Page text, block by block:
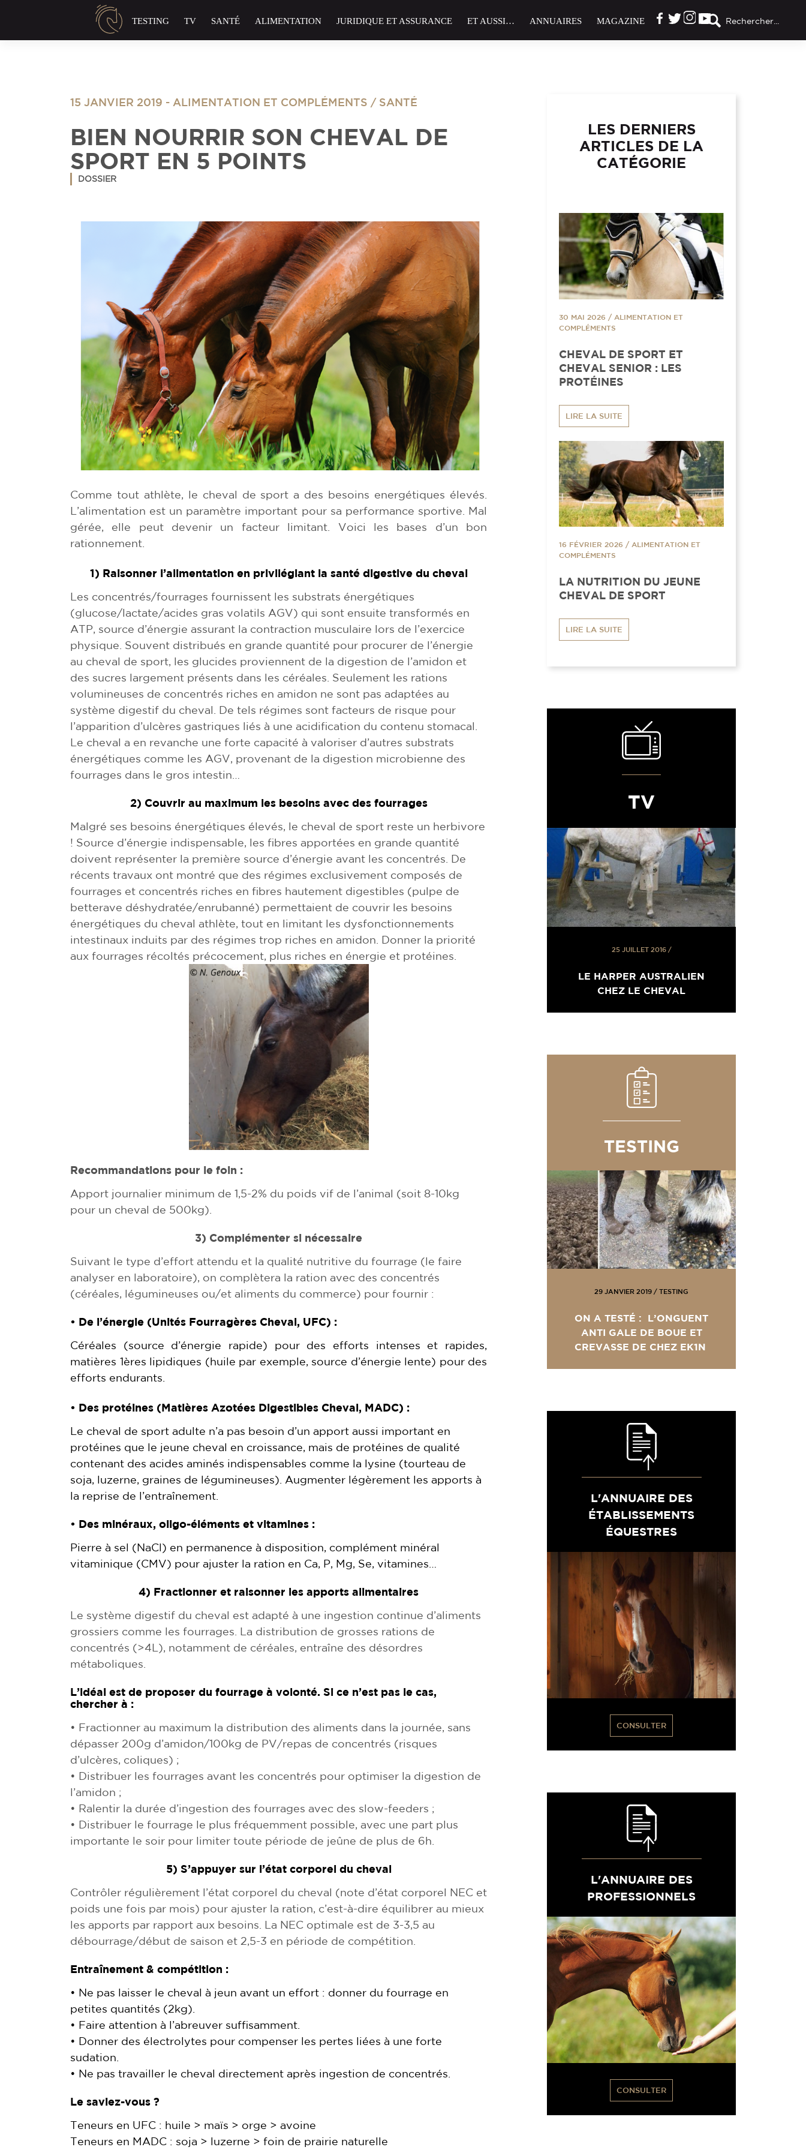
Rechercher...
TESTING TV SANTÉ ALIMENTATION JURIDIQUE ET ASSURANCE ET AUSSI… ANNUAIRES MAGAZINE
15 JANVIER 2019 - ALIMENTATION ET COMPLÉMENTS / SANTÉ
BIEN NOURRIR SON CHEVAL DE
SPORT EN 5 POINTS
DOSSIER
Comme tout athlète, le cheval de sport a des besoins energétiques élevés.
L’alimentation est un paramètre important pour sa performance sportive. Mal
gérée, elle peut devenir un facteur limitant. Voici les bases d’un bon
rationnement.
1) Raisonner l’alimentation en privilégiant la santé digestive du cheval
Les concentrés/fourrages fournissent les substrats énergétiques
(glucose/lactate/acides gras volatils AGV) qui sont ensuite transformés en
ATP, source d’énergie assurant la contraction musculaire lors de l’exercice
physique. Souvent distribués en grande quantité pour procurer de l’énergie
au cheval de sport, les glucides proviennent de la digestion de l’amidon et
des sucres largement présents dans les céréales. Seulement les rations
volumineuses de concentrés riches en amidon ne sont pas adaptées au
système digestif du cheval. De tels régimes sont facteurs de risque pour
l’apparition d’ulcères gastriques liés à une acidification du contenu stomacal.
Le cheval a en revanche une forte capacité à valoriser d’autres substrats
énergétiques comme les AGV, provenant de la digestion microbienne des
fourrages dans le gros intestin…
2) Couvrir au maximum les besoins avec des fourrages
Malgré ses besoins énergétiques élevés, le cheval de sport reste un herbivore
! Source d’énergie indispensable, les fibres apportées en grande quantité
doivent représenter la première source d’énergie avant les concentrés. De
récents travaux ont montré que des régimes exclusivement composés de
fourrages et concentrés riches en fibres hautement digestibles (pulpe de
betterave déshydratée/enrubanné) permettaient de couvrir les besoins
énergétiques du cheval athlète, tout en limitant les dysfonctionnements
intestinaux induits par des régimes trop riches en amidon. Donner la priorité
aux fourrages récoltés précocement, plus riches en énergie et protéines.
Recommandations pour le foin :
Apport journalier minimum de 1,5-2% du poids vif de l’animal (soit 8-10kg
pour un cheval de 500kg).
3) Complémenter si nécessaire
Suivant le type d’effort attendu et la qualité nutritive du fourrage (le faire
analyser en laboratoire), on complètera la ration avec des concentrés
(céréales, légumineuses ou/et aliments du commerce) pour fournir :
• De l’énergie (Unités Fourragères Cheval, UFC) :
Céréales (source d’énergie rapide) pour des efforts intenses et rapides,
matières 1ères lipidiques (huile par exemple, source d’énergie lente) pour des
efforts endurants.
• Des protéines (Matières Azotées Digestibles Cheval, MADC) :
Le cheval de sport adulte n’a pas besoin d’un apport aussi important en
protéines que le jeune cheval en croissance, mais de protéines de qualité
contenant des acides aminés indispensables comme la lysine (tourteau de
soja, luzerne, graines de légumineuses). Augmenter légèrement les apports à
la reprise de l’entraînement.
• Des minéraux, oligo-éléments et vitamines :
Pierre à sel (NaCl) en permanence à disposition, complément minéral
vitaminique (CMV) pour ajuster la ration en Ca, P, Mg, Se, vitamines…
4) Fractionner et raisonner les apports alimentaires
Le système digestif du cheval est adapté à une ingestion continue d’aliments
grossiers comme les fourrages. La distribution de grosses rations de
concentrés (>4L), notamment de céréales, entraîne des désordres
métaboliques.
L’idéal est de proposer du fourrage à volonté. Si ce n’est pas le cas,
chercher à :
• Fractionner au maximum la distribution des aliments dans la journée, sans
dépasser 200g d’amidon/100kg de PV/repas de concentrés (risques
d’ulcères, coliques) ;
• Distribuer les fourrages avant les concentrés pour optimiser la digestion de
l’amidon ;
• Ralentir la durée d’ingestion des fourrages avec des slow-feeders ;
• Distribuer le fourrage le plus fréquemment possible, avec une part plus
importante le soir pour limiter toute période de jeûne de plus de 6h.
5) S’appuyer sur l’état corporel du cheval
Contrôler régulièrement l’état corporel du cheval (note d’état corporel NEC et
poids une fois par mois) pour ajuster la ration, c’est-à-dire équilibrer au mieux
les apports par rapport aux besoins. La NEC optimale est de 3-3,5 au
débourrage/début de saison et 2,5-3 en période de compétition.
Entraînement & compétition :
• Ne pas laisser le cheval à jeun avant un effort : donner du fourrage en
petites quantités (2kg).
• Faire attention à l’abreuver suffisamment.
• Donner des électrolytes pour compenser les pertes liées à une forte
sudation.
• Ne pas travailler le cheval directement après ingestion de concentrés.
Le saviez-vous ?
Teneurs en UFC : huile > maïs > orge > avoine
Teneurs en MADC : soja > luzerne > foin de prairie naturelle
LES DERNIERS
ARTICLES DE LA
CATÉGORIE
30 MAI 2026 / ALIMENTATION ET
COMPLÉMENTS
CHEVAL DE SPORT ET
CHEVAL SENIOR : LES
PROTÉINES
LIRE LA SUITE
16 FÉVRIER 2026 / ALIMENTATION ET
COMPLÉMENTS
LA NUTRITION DU JEUNE
CHEVAL DE SPORT
LIRE LA SUITE
TV
25 JUILLET 2016/
LE HARPER AUSTRALIEN
CHEZ LE CHEVAL
TESTING
29 JANVIER 2019 / TESTING
ON A TESTÉ : L’ONGUENT
ANTI GALE DE BOUE ET
CREVASSE DE CHEZ EK1N
L'ANNUAIRE DES
ÉTABLISSEMENTS
ÉQUESTRES
CONSULTER
L'ANNUAIRE DES
PROFESSIONNELS
CONSULTER
Panneau de gestion des cookies